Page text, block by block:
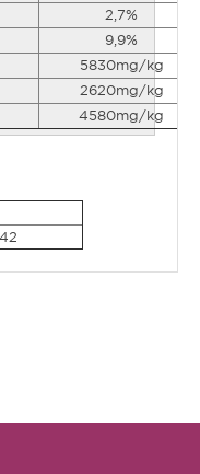
2,7%
9,9%
5830mg/kg
2620mg/kg
4580mg/kg